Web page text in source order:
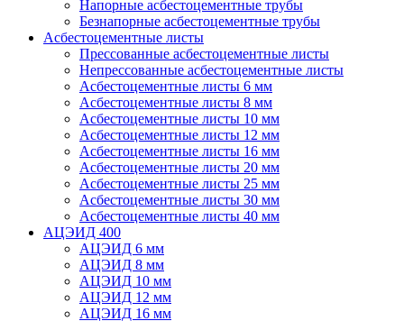
Напорные асбестоцементные трубы
Безнапорные асбестоцементные трубы
Асбестоцементные листы
Прессованные асбестоцементные листы
Непрессованные асбестоцементные листы
Асбестоцементные листы 6 мм
Асбестоцементные листы 8 мм
Асбестоцементные листы 10 мм
Асбестоцементные листы 12 мм
Асбестоцементные листы 16 мм
Асбестоцементные листы 20 мм
Асбестоцементные листы 25 мм
Асбестоцементные листы 30 мм
Асбестоцементные листы 40 мм
АЦЭИД 400
АЦЭИД 6 мм
АЦЭИД 8 мм
АЦЭИД 10 мм
АЦЭИД 12 мм
АЦЭИД 16 мм